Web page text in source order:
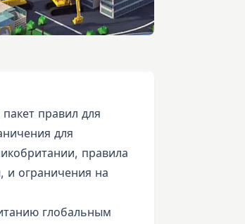
правил для
для
правила
и ограничения на
глобальным